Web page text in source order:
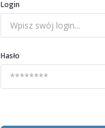
Login
Hasło